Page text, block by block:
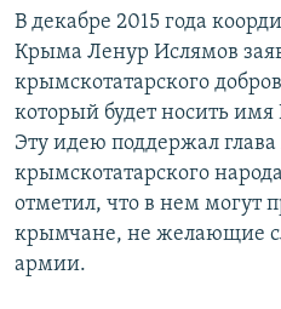
В декабре 2015 года
Крыма Ленур Ислямов
крымскотатарского
который будет носить
Эту идею поддержал
крымскотатарского
отметил, что в нем могут
крымчане, не желающие
армии.